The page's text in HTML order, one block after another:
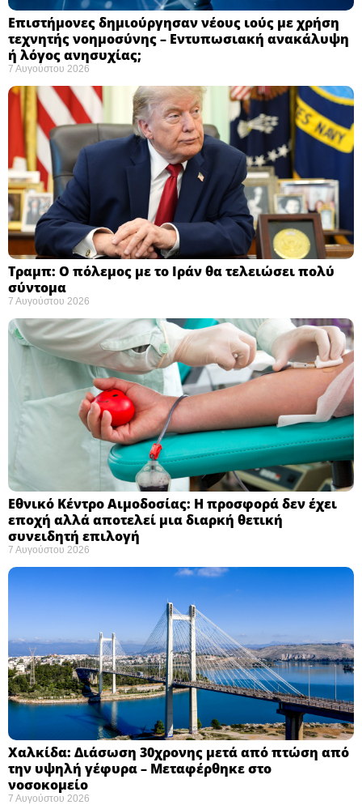
Επιστήμονες δημιούργησαν νέους ιούς με χρήση
τεχνητής νοημοσύνης – Εντυπωσιακή ανακάλυψη
ή λόγος ανησυχίας; ​
7 Αυγούστου 2026
Τραμπ: Ο πόλεμος με το Ιράν θα τελειώσει πολύ
σύντομα ​
7 Αυγούστου 2026
Εθνικό Κέντρο Αιμοδοσίας: H προσφορά δεν έχει
εποχή αλλά αποτελεί μια διαρκή θετική
συνειδητή επιλογή ​
7 Αυγούστου 2026
Χαλκίδα: Διάσωση 30χρονης μετά από πτώση από
την υψηλή γέφυρα – Μεταφέρθηκε στο
νοσοκομείο ​
7 Αυγούστου 2026